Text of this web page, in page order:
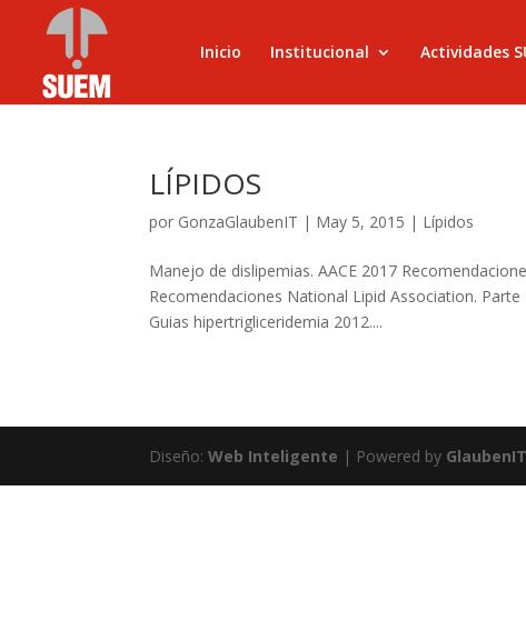
Inicio Institucional Actividades
LÍPIDOS
por GonzaGlaubenIT | May 5, 2015 | Lípidos
Manejo de dislipemias. AACE 2017
Recomendaciones National Lipid Association. Parte
Guias hipertrigliceridemia 2012....
Diseño:Web Inteligente | Powered by GlaubenIT